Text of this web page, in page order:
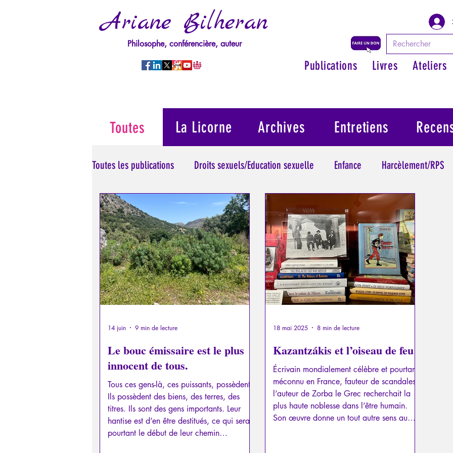
Ariane Bilheran
Philosophe, conférencière, auteur
Publications Livres Ateliers
Toutes les publications Droits sexuels/Education sexuelle Enfance Harcèlement/RPS
Manipulation/Perversion Mythologie - Savoir des Anciens Philosopher par les mythes
Psychopathologie de la Paranoïa Psychopathologie du Pouvoir Psychopathologie du
Retrouver son pouvoir personnel Traumatisme La Licorne La Lucarne
Psychopathologie de l'Autorité Recensions Psychose Temporalité
Intelligence artificielle
Le bouc émissaire est le plus
innocent de tous.
Tous ces gens-là, ces puissants, possèdent.
Ils possèdent des biens, des terres, des
titres. Ils sont des gens importants. Leur
hantise est d’en être destitués, ce qui serait
pourtant le début de leur chemin
14 juin 9 min de lecture
Kazantzákis et l’oiseau de feu
Écrivain mondialement célèbre et pourtant
méconnu en France, fauteur de scandales,
l’auteur de Zorba le Grec recherchait la
plus haute noblesse dans l’être humain.
Son œuvre donne un tout autre sens au
18 mai 2025 8 min de lecture
La Licorne Archives
Toutes Entretiens